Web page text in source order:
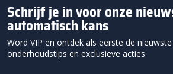
Schrijf je in voor onze
automatisch kans
Word VIP en ontdek als eerste de
onderhoudstips en exclusieve acties